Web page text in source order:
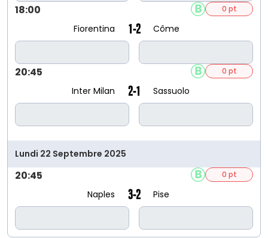
18:00
Fiorentina Côme
1-2
0 pt
20:45
Inter Milan Sassuolo
2-1
0 pt
Lundi 22 Septembre 2025
20:45
Naples Pise
3-2
0 pt